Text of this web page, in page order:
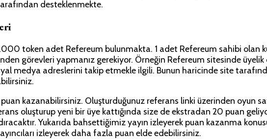
desteklenmekte.
token adet Refereum bulunmakta. 1 adet Refereum sahibi olan
görevleri yapmanız gerekiyor. Örneğin Refereum sitesinde
medya adreslerini takip etmekle ilgili. Bunun haricinde site
kazanabilirsiniz. Oluşturduğunuz referans linki üzerinden oyun
oluşturup yeni bir üye kattığında size de ekstradan 20 puan
Yukarıda bahsettiğimiz yayın izleyerek puan kazanma
izleyerek daha fazla puan elde edebilirsiniz.